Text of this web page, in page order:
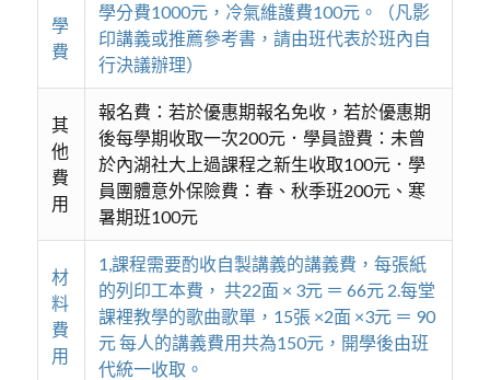
學
費
學分費1000元，冷氣維護費100元。（凡影
印講義或推薦參考書，請由班代表於班內自
行決議辦理）
其
他
費
用
報名費：若於優惠期報名免收，若於優惠期
後每學期收取一次200元．學員證費：未曾
於內湖社大上過課程之新生收取100元．學
員團體意外保險費：春、秋季班200元、寒
暑期班100元
材
料
費
用
1,課程需要酌收自製講義的講義費，每張紙
的列印工本費， 共22面 × 3元 ＝ 66元 2.每堂
課裡教學的歌曲歌單，15張 ×2面 ×3元 ＝ 90
元 每人的講義費用共為150元，開學後由班
代統一收取。